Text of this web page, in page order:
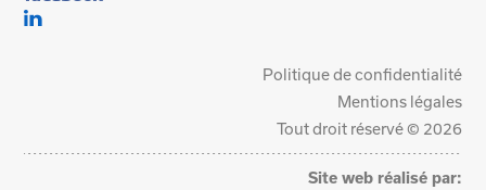
Politique de confidentialité
Mentions légales
Tout droit réservé © 2026
Site web réalisé par: